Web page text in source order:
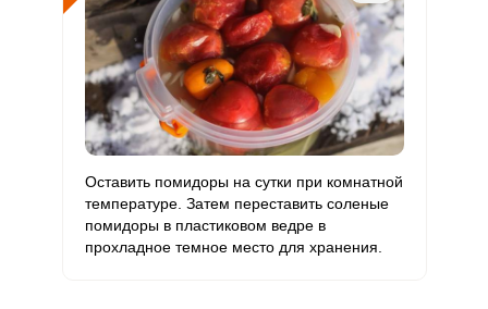
Оставить помидоры на сутки при комнатной
температуре. Затем переставить соленые
помидоры в пластиковом ведре в
прохладное темное место для хранения.